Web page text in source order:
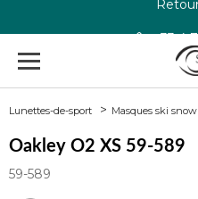
Lunettes-de-sport Masques ski snow
Oakley O2 XS 59-589
59-589